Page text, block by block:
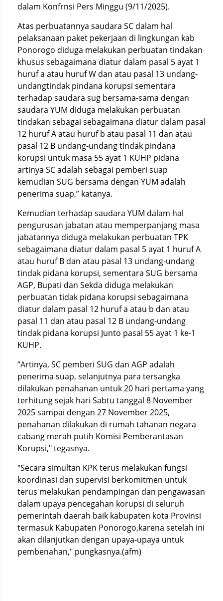
dalam Konfrnsi Pers Minggu (9/11/2025).
Atas perbuatannya saudara SC dalam hal
pelaksanaan paket pekerjaan di lingkungan kab
Ponorogo diduga melakukan perbuatan tindakan
khusus sebagaimana diatur dalam pasal 5 ayat 1
huruf a atau huruf W dan atau pasal 13 undang-
undangtindak pindana korupsi sementara
terhadap saudara sug bersama-sama dengan
saudara YUM diduga melakukan perbuatan
tindakan sebagai sebagaimana diatur dalam pasal
12 huruf A atau huruf b atau pasal 11 dan atau
pasal 12 B undang-undang tindak pindana
korupsi untuk masa 55 ayat 1 KUHP pidana
artinya SC adalah sebagai pemberi suap
kemudian SUG bersama dengan YUM adalah
penerima suap,” katanya.
Kemudian terhadap saudara YUM dalam hal
pengurusan jabatan atau memperpanjang masa
jabatannya diduga melakukan perbuatan TPK
sebagaimana diatur dalam pasal 5 ayat 1 huruf A
atau huruf B dan atau pasal 13 undang-undang
tindak pidana korupsi, sementara SUG bersama
AGP, Bupati dan Sekda diduga melakukan
perbuatan tidak pidana korupsi sebagaimana
diatur dalam pasal 12 huruf a atau b dan atau
pasal 11 dan atau pasal 12 B undang-undang
tindak pidana korupsi Junto pasal 55 ayat 1 ke-1
KUHP.
“Artinya, SC pemberi SUG dan AGP adalah
penerima suap, selanjutnya para tersangka
dilakukan penahanan untuk 20 hari pertama yang
terhitung sejak hari Sabtu tanggal 8 November
2025 sampai dengan 27 November 2025,
penahanan dilakukan di rumah tahanan negara
cabang merah putih Komisi Pemberantasan
Korupsi," tegasnya.
"Secara simultan KPK terus melakukan fungsi
koordinasi dan supervisi berkomitmen untuk
terus melakukan pendampingan dan pengawasan
dalam upaya pencegahan korupsi di seluruh
pemerintah daerah baik kabupaten kota Provinsi
termasuk Kabupaten Ponorogo,karena setelah ini
akan dilanjutkan dengan upaya-upaya untuk
pembenahan," pungkasnya.(afm)